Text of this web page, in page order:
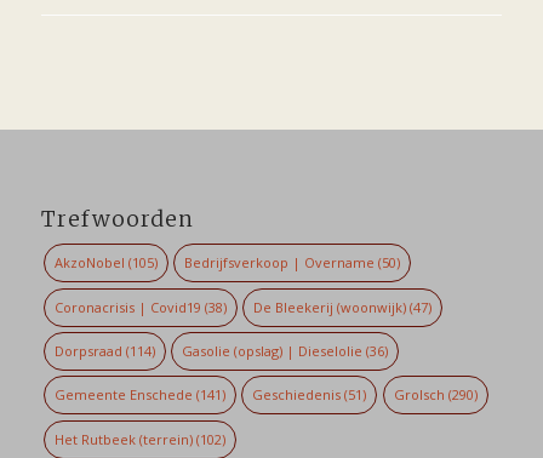
Trefwoorden
AkzoNobel (105) Bedrijfsverkoop | Overname (50)
Coronacrisis | Covid19 (38) De Bleekerij (woonwijk) (47)
Dorpsraad (114) Gasolie (opslag) | Dieselolie (36)
Gemeente Enschede (141) Geschiedenis (51) Grolsch (290)
Het Rutbeek (terrein)(102)